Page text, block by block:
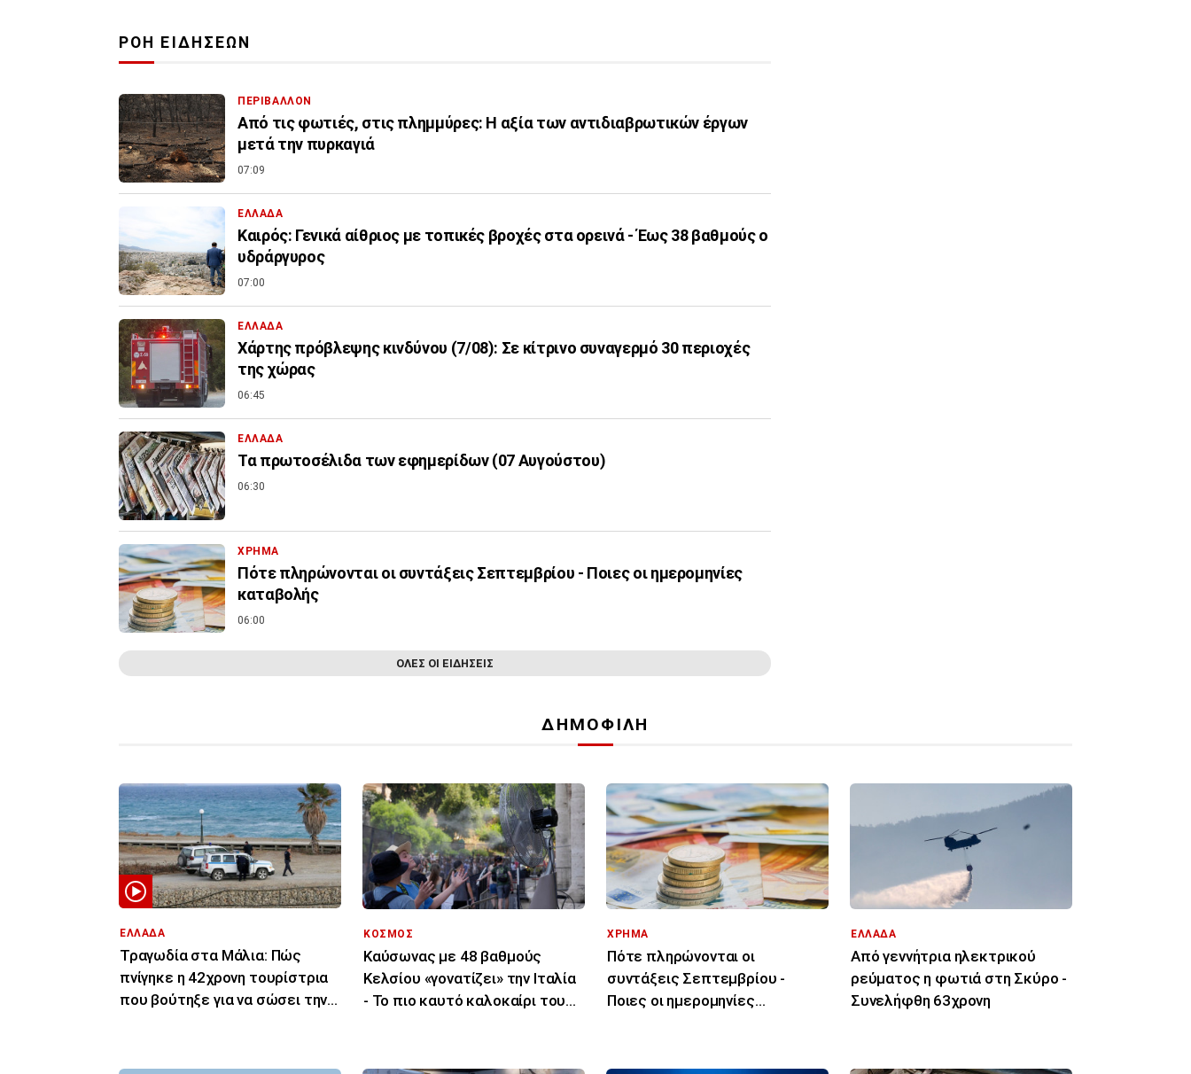
ΡΟΗ ΕΙΔΗΣΕΩΝ
ΠΕΡΙΒΑΛΛΟΝ
Από τις φωτιές, στις πλημμύρες: Η αξία των αντιδιαβρωτικών έργων
μετά την πυρκαγιά
07:09
ΕΛΛΑΔΑ
Καιρός: Γενικά αίθριος με τοπικές βροχές στα ορεινά - Έως 38 βαθμούς ο
υδράργυρος
07:00
ΕΛΛΑΔΑ
Χάρτης πρόβλεψης κινδύνου (7/08): Σε κίτρινο συναγερμό 30 περιοχές
της χώρας
06:45
ΕΛΛΑΔΑ
Τα πρωτοσέλιδα των εφημερίδων (07 Αυγούστου)
06:30
ΧΡΗΜΑ
Πότε πληρώνονται οι συντάξεις Σεπτεμβρίου - Ποιες οι ημερομηνίες
καταβολής
06:00
ΟΛΕΣ ΟΙ ΕΙΔΗΣΕΙΣ
ΔΗΜΟΦΙΛΗ
ΕΛΛΑΔΑ
Τραγωδία στα Μάλια: Πώς
πνίγηκε η 42χρονη τουρίστρια
που βούτηξε για να σώσει την
ΚΟΣΜΟΣ
Καύσωνας με 48 βαθμούς
Κελσίου «γονατίζει» την Ιταλία
- Το πιο καυτό καλοκαίρι του
ΧΡΗΜΑ
Πότε πληρώνονται οι
συντάξεις Σεπτεμβρίου -
Ποιες οι ημερομηνίες
ΕΛΛΑΔΑ
Από γεννήτρια ηλεκτρικού
ρεύματος η φωτιά στη Σκύρο -
Συνελήφθη 63χρονη